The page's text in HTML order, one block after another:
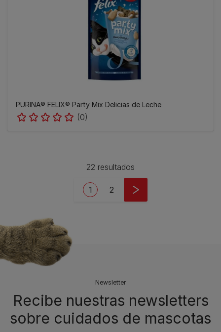
PURINA® FELIX® Party Mix Delicias de Leche
(0)
22 resultados
Current page
1 Page
2
Newsletter
Recibe nuestras newsletters
sobre cuidados de mascotas​